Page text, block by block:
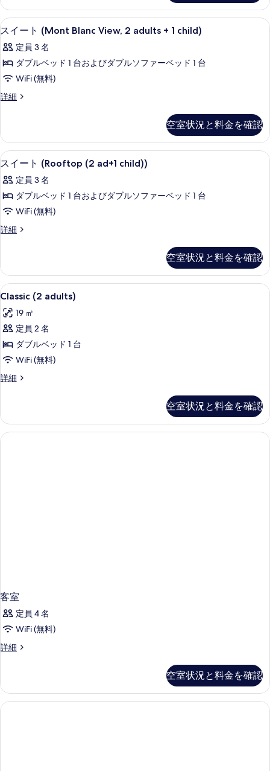
る
Village
View,
2
ad
+
1
ch)
べ
て
の
写
真
表
す
る
ス
イ
ー
(Mountain
or
View,
2
ad
ch)
詳
細
ス
イ
ー
ト
(Mont
Blanc
adults
+
1
child)
の
す
べ
写
真
を
表
示
す
る
スイート (Mont Blanc View, 2 adults
5
スイート (Mont Blanc View, 2 adults + 1 child)
定員 3 名
ダブルベッド 1 台およびダブルソファーベッド 1 台
WiFi (無料)
詳細
ス
(Mont
Blanc
View,
adults
+
child)
の
詳
空室状況と料金を確認
ス
イ
ー
ト
(Rooftop
(2
の
す
べ
て
の
写
を
示
す
スイート (Rooftop (2 ad+1 child)) |
5
スイート (Rooftop (2 ad+1 child))
定員 3 名
ダブルベッド 1 台およびダブルソファーベッド 1 台
WiFi (無料)
詳細
ス
(Rooftop
(2
ad+1
の
詳
空室状況と料金を確認
Classic
(2
adults)
の
す
べ
て
真
を
ミニバー、セーフティボックス (室内
3
Classic (2 adults)
19 ㎡
定員 2 名
ダブルベッド 1 台
WiFi (無料)
詳細
Classic
詳
細
空室状況と料金を確認
客室
定員 4 名
WiFi (無料)
詳細
客
細
空室状況と料金を確認